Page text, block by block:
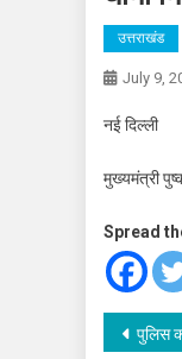
उत्तराखंड
July 9,
नई दिल्ली
मुख्यमंत्री
Spread
Post
पुलिस